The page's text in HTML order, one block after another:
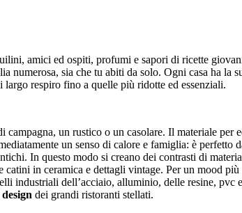
amici ed ospiti, profumi e sapori di ricette
numerosa, sia che tu abiti da solo. Ogni casa ha la
respiro fino a quelle più ridotte ed essenziali.
campagna, un rustico o un casolare. Il materiale
un senso di calore e famiglia: è perfetto
In questo modo si creano dei contrasti di
in ceramica e dettagli vintage. Per un mood
industriali dell’acciaio, alluminio, delle resine,
dei grandi ristoranti stellati.